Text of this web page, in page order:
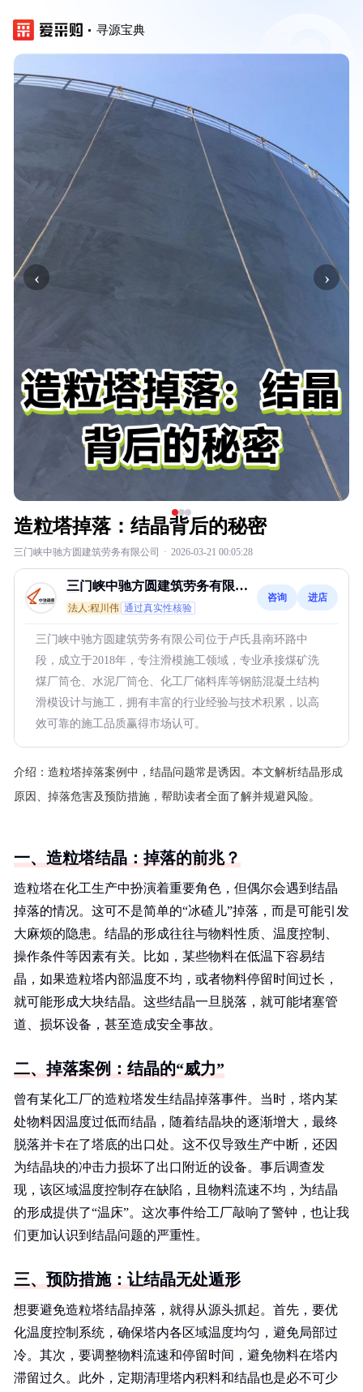
寻源宝典
‹ ›
造粒塔掉落：结晶背后的秘密
三门峡中驰方圆建筑劳务有限公司 · 2026-03-21 00:05:28
三门峡中驰方圆建筑劳务有限公
司
法人:程川伟 通过真实性核验
咨询 进店
三门峡中驰方圆建筑劳务有限公司位于卢氏县南环路中
段，成立于2018年，专注滑模施工领域，专业承接煤矿洗
煤厂筒仓、水泥厂筒仓、化工厂储料库等钢筋混凝土结构
滑模设计与施工，拥有丰富的行业经验与技术积累，以高
效可靠的施工品质赢得市场认可。
介绍： 造粒塔掉落案例中，结晶问题常是诱因。本文解析结晶形成
原因、掉落危害及预防措施，帮助读者全面了解并规避风险。
一、造粒塔结晶：掉落的前兆？
造粒塔在化工生产中扮演着重要角色，但偶尔会遇到结晶
掉落的情况。这可不是简单的“冰碴儿”掉落，而是可能引发
大麻烦的隐患。结晶的形成往往与物料性质、温度控制、
操作条件等因素有关。比如，某些物料在低温下容易结
晶，如果造粒塔内部温度不均，或者物料停留时间过长，
就可能形成大块结晶。这些结晶一旦脱落，就可能堵塞管
道、损坏设备，甚至造成安全事故。
二、掉落案例：结晶的“威力”
曾有某化工厂的造粒塔发生结晶掉落事件。当时，塔内某
处物料因温度过低而结晶，随着结晶块的逐渐增大，最终
脱落并卡在了塔底的出口处。这不仅导致生产中断，还因
为结晶块的冲击力损坏了出口附近的设备。事后调查发
现，该区域温度控制存在缺陷，且物料流速不均，为结晶
的形成提供了“温床”。这次事件给工厂敲响了警钟，也让我
们更加认识到结晶问题的严重性。
三、预防措施：让结晶无处遁形
想要避免造粒塔结晶掉落，就得从源头抓起。首先，要优
化温度控制系统，确保塔内各区域温度均匀，避免局部过
冷。其次，要调整物料流速和停留时间，避免物料在塔内
滞留过久。此外，定期清理塔内积料和结晶也是必不可少